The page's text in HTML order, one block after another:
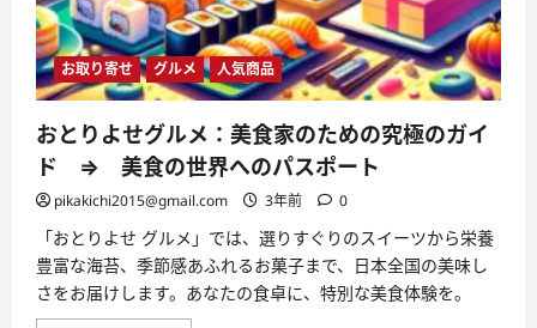
間
に、
特
別
な
味
に
つ
い
て
さ
ら
読
む
お取り寄せ グルメ 人気商品
おとりよせグルメ：美食家のための究極のガイ
ド ⇒ 美食の世界へのパスポート
pikakichi2015@gmail.com 3年前 0
「おとりよせ グルメ」では、選りすぐりのスイーツから栄養
豊富な海苔、季節感あふれるお菓子まで、日本全国の美味し
さをお届けします。あなたの食卓に、特別な美食体験を。